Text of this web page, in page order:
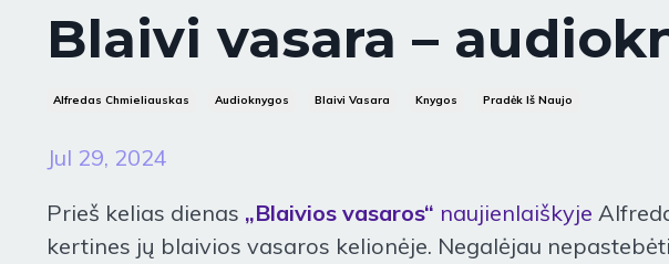
Blaivi vasara –
Alfredas Chmieliauskas Audioknygos Blaivi Vasara Knygos Pradėk Iš Naujo
Jul 29, 2024
Prieš kelias dienas „Blaivios vasaros“ naujienlaiškyje
kertines jų blaivios vasaros kelionėje. Negalėjau